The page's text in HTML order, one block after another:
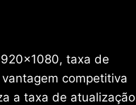
taxa de
competitiva
a taxa de atualização